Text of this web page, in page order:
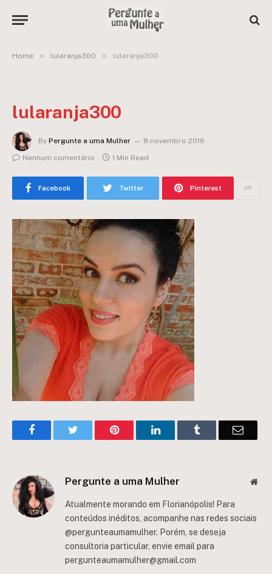
Home » lularanja300 » lularanja300
lularanja300
By Pergunte a uma Mulher
8 novembro 2016
Nenhum comentário
1 Min Read
Facebook Twitter Pinterest
FacebookTwitter Pinterest LinkedInTumblr Email
Pergunte a uma Mulher
Atualmente morando em Florianópolis! Para
conteúdos inéditos, acompanhe nas redes sociais
@pergunteaumamulher. Porém, se deseja
consultoria particular, envie email para
pergunteaumamulher@gmail.com